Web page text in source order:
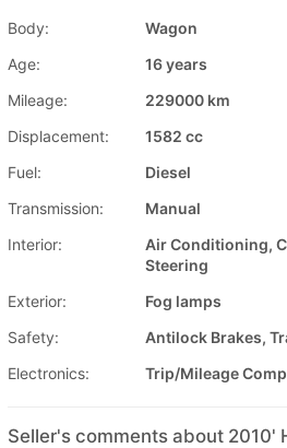
Body:
Wagon
Age:
16 years
Mileage:
229000 km
Displacement:
1582 cc
Fuel:
Diesel
Transmission:
Manual
Interior:
Air Conditioning,
Steering
Exterior:
Fog lamps
Safety:
Antilock Brakes,
Electronics:
Trip/Mileage
Seller's comments about 2010'